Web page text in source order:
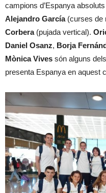
campions d’Espanya
Alejandro García(curses de
Corbera(pujada vertical).
Daniel Osanz, Borja
Mònica Vives són alguns
presenta Espanya en aquest